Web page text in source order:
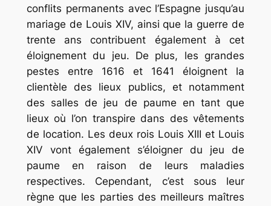
conflits permanents avec l’Espagne jusqu’au
mariage de Louis XIV, ainsi que la guerre de
trente ans contribuent également à cet
éloignement du jeu. De plus, les grandes
pestes entre 1616 et 1641 éloignent la
clientèle des lieux publics, et notamment
des salles de jeu de paume en tant que
lieux où l’on transpire dans des vêtements
de location. Les deux rois Louis XIII et Louis
XIV vont également s’éloigner du jeu de
paume en raison de leurs maladies
respectives. Cependant, c’est sous leur
règne que les parties des meilleurs maîtres